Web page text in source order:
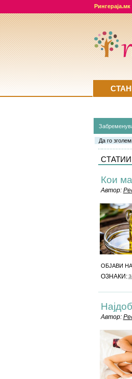
Рингераја.мк
Да го
СТАТИИ
Кои
Автор:
ОБЈАВИ
ОЗНАКИ:
Автор: